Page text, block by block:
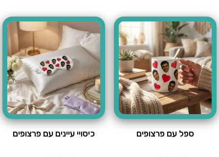
ספל עם פרצופים כיסויי עיינים עם פרצופים